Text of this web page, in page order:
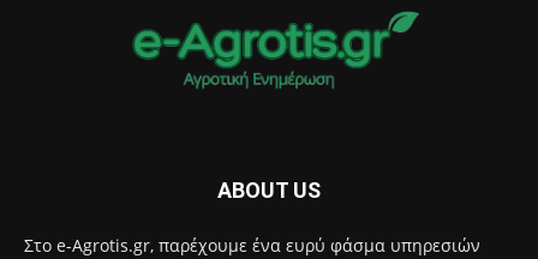
ABOUT US
Στο e-Agrotis.gr, παρέχουμε ένα ευρύ φάσμα υπηρεσιών